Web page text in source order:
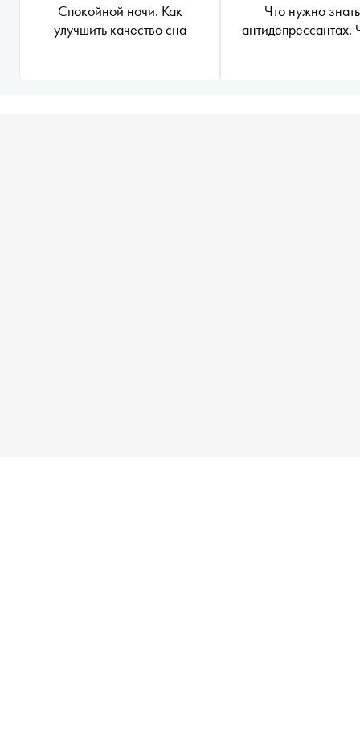
Спокойной ночи. Как
улучшить качество сна
Что нужно
антидепрессантах.